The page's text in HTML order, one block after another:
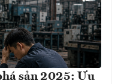
sản 2025: Ưu